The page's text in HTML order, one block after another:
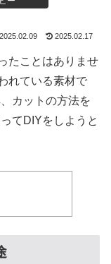
2025.02.09 2025.02.17
たことはありませ
れている素材で
カットの方法を
てDIYをしようと